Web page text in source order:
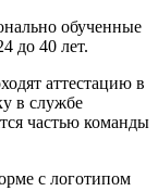
обученные
до 40 лет.
аттестацию в
в службе
частью команды
с логотипом